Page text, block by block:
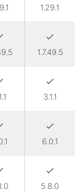
1.29.1
1.7.49.5
3.1.1
6.0.1
5.8.0